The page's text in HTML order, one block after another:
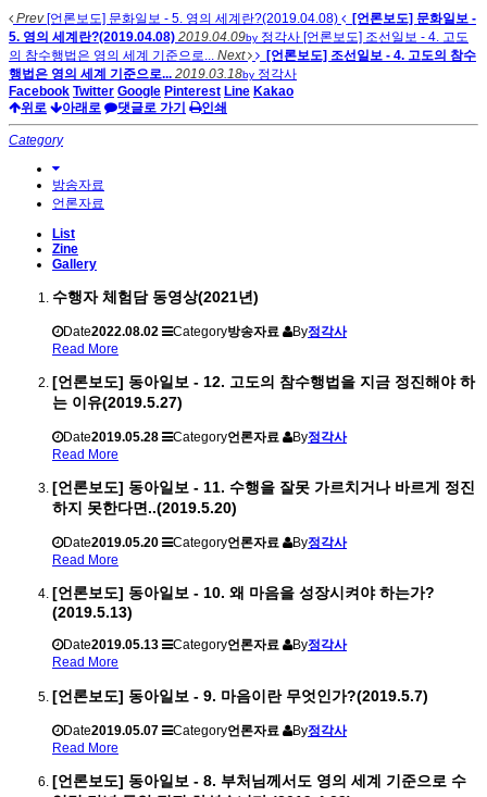
Prev[언론보도] 문화일보 - 5. 영의 세계란?(2019.04.08)
[언론보도] 문화일보 -
5. 영의 세계란?(2019.04.08) 2019.04.09by 정각사 [언론보도] 조선일보 - 4. 고도
의 참수행법은 영의 세계 기준으로... Next
[언론보도] 조선일보 - 4. 고도의 참수
행법은 영의 세계 기준으로... 2019.03.18by 정각사
Facebook Twitter Google Pinterest Line Kakao
위로
아래로 댓글로 가기 인쇄
Category
방송자료
언론자료
List
Zine
Gallery
수행자 체험담 동영상(2021년)
Date2022.08.02 Category방송자료 By정각사
Read More
[언론보도] 동아일보 - 12. 고도의 참수행법을 지금 정진해야 하
는 이유(2019.5.27)
Date2019.05.28 Category언론자료 By정각사
Read More
[언론보도] 동아일보 - 11. 수행을 잘못 가르치거나 바르게 정진
하지 못한다면..(2019.5.20)
Date2019.05.20 Category언론자료 By정각사
Read More
[언론보도] 동아일보 - 10. 왜 마음을 성장시켜야 하는가?
(2019.5.13)
Date2019.05.13 Category언론자료 By정각사
Read More
[언론보도] 동아일보 - 9. 마음이란 무엇인가?(2019.5.7)
Date2019.05.07 Category언론자료 By정각사
Read More
[언론보도] 동아일보 - 8. 부처님께서도 영의 세계 기준으로 수